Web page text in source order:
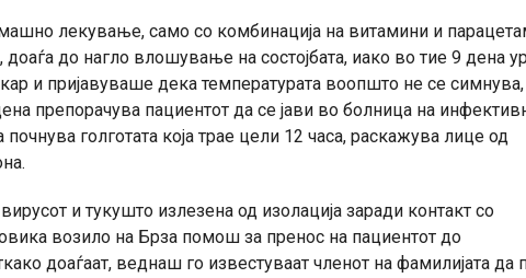
лекување, само со комбинација на витамини и
до нагло влошување на состојбата, иако во тие 9 дена
и пријавуваше дека температурата воопшто не се симнува,
препорачува пациентот да се јави во болница на
голготата која трае цели 12 часа, раскажува лице од
и тукушто излезена од изолација заради контакт со
возило на Брза помош за пренос на пациентот до
доаѓаат, веднаш го известуваат членот на фамилијата да